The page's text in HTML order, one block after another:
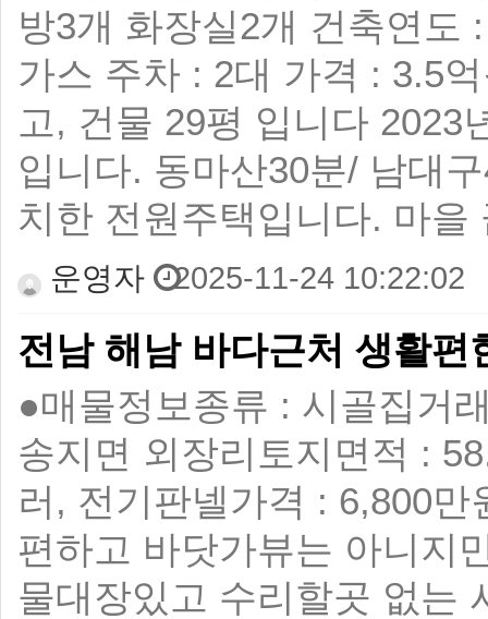
방3개 화장실2개 건축연도
가스 주차 : 2대 가격 : 3.5
고, 건물 29평 입니다 2023
입니다. 동마산30분/ 남대
치한 전원주택입니다. 마
운영자 2025-11-24 10:22:02
전남 해남 바다근처 생활
●매물정보 ​ 종류 : 시골집
송지면 외장리 ​ 토지면적 :
러, 전기판넬 ​ 가격 : 6,800
편하고 바닷가뷰는 아니지
물대장있고 수리할곳 없는